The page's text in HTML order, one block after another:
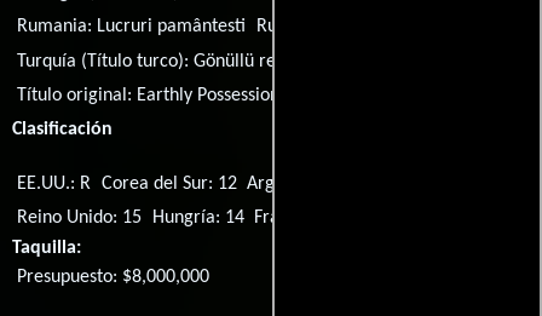
Rumania: Lucruri pamântesti Rusia:
Turquía (Título turco):Gönüllü rehine
Título original: Earthly Possessions
Clasificación
EE.UU.: R Corea del Sur: 12 Argentina: 13
Reino Unido: 15
Hungría: 14 Francia: Tous publics
Taquilla:
Presupuesto: $8,000,000